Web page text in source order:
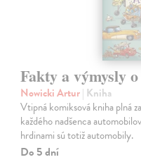
Fakty a výmysly
Nowicki Artur| Kniha
Vtipná komiksová kniha plná
každého nadšenca
hrdinami sú totiž automobily.
Do 5 dní